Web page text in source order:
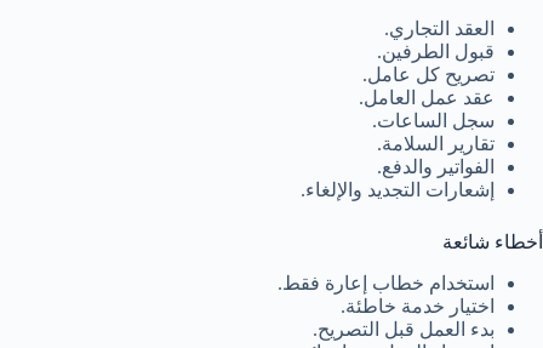
العقد التجاري.
قبول الطرفين.
تصريح كل عامل.
عقد عمل العامل.
سجل الساعات.
تقارير السلامة.
الفواتير والدفع.
إشعارات التجديد والإلغاء.
أخطاء شائعة
استخدام خطاب إعارة فقط.
اختيار خدمة خاطئة.
بدء العمل قبل التصريح.